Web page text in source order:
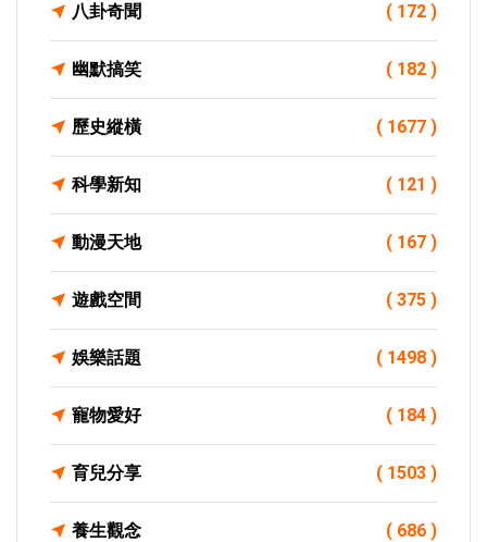
八卦奇聞 ( 172 )
幽默搞笑 ( 182 )
歷史縱橫 ( 1677 )
科學新知 ( 121 )
動漫天地 ( 167 )
遊戲空間 ( 375 )
娛樂話題 ( 1498 )
寵物愛好 ( 184 )
育兒分享 ( 1503 )
養生觀念 ( 686 )